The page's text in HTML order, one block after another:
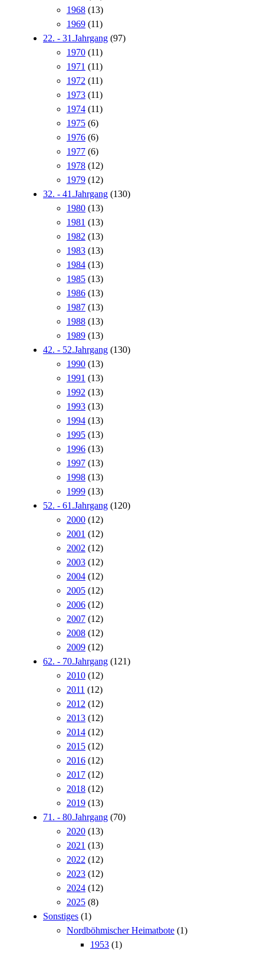
1968 (13)
1969 (11)
22. - 31.Jahrgang (97)
1970 (11)
1971 (11)
1972 (11)
1973 (11)
1974 (11)
1975 (6)
1976 (6)
1977 (6)
1978 (12)
1979 (12)
32. - 41.Jahrgang (130)
1980 (13)
1981 (13)
1982 (13)
1983 (13)
1984 (13)
1985 (13)
1986 (13)
1987 (13)
1988 (13)
1989 (13)
42. - 52.Jahrgang (130)
1990 (13)
1991 (13)
1992 (13)
1993 (13)
1994 (13)
1995 (13)
1996 (13)
1997 (13)
1998 (13)
1999 (13)
52. - 61.Jahrgang (120)
2000 (12)
2001 (12)
2002 (12)
2003 (12)
2004 (12)
2005 (12)
2006 (12)
2007 (12)
2008 (12)
2009 (12)
62. - 70.Jahrgang (121)
2010 (12)
2011 (12)
2012 (12)
2013 (12)
2014 (12)
2015 (12)
2016 (12)
2017 (12)
2018 (12)
2019 (13)
71. - 80.Jahrgang (70)
2020 (13)
2021 (13)
2022 (12)
2023 (12)
2024 (12)
2025 (8)
Sonstiges (1)
Nordböhmischer Heimatbote (1)
1953 (1)